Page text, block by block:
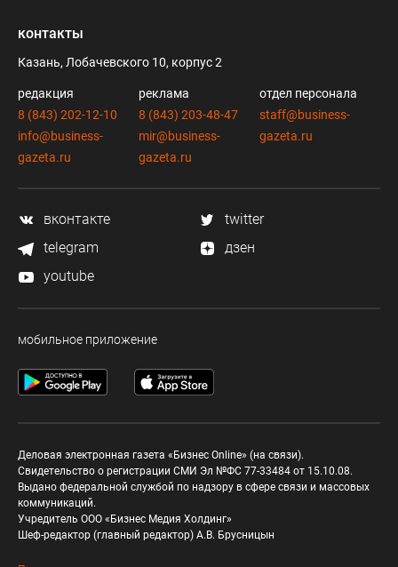
контакты
Казань, Лобачевского 10, корпус 2
редакция
8 (843) 202-12-10
info@business-
gazeta.ru
реклама
8 (843) 203-48-47
mir@business-
gazeta.ru
отдел персонала
staff@business-
gazeta.ru
вконтакте
twitter
telegram
дзен
youtube
мобильное приложение
Деловая электронная газета «Бизнес Online» (на связи).
Свидетельство о регистрации СМИ Эл №ФС 77-33484 от 15.10.08.
Выдано федеральной службой по надзору в сфере связи и массовых
коммуникаций.
Учредитель ООО «Бизнес Медия Холдинг»
Шеф-редактор (главный редактор) А.В. Брусницын